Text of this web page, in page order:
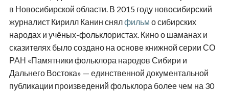
в Новосибирской области. В 2015 году новосибирский
журналист Кирилл Канин снялфильм о сибирских
народах и учёных-фольклористах. Кино о шаманах и
сказителях было создано на основе книжной серии СО
РАН «Памятники фольклора народов Сибири и
Дальнего Востока» — единственной документальной
публикации произведений фольклора более чем на 30